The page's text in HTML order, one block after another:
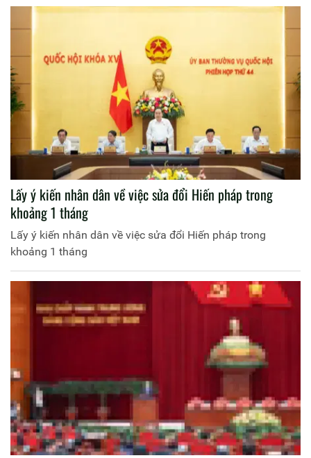
Lấy ý kiến nhân dân về việc sửa đổi Hiến pháp trong
khoảng 1 tháng
Lấy ý kiến nhân dân về việc sửa đổi Hiến pháp trong
khoảng 1 tháng